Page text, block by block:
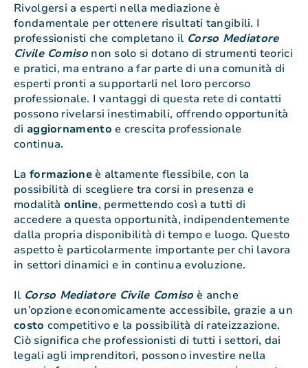
Rivolgersi a esperti nella mediazione è
fondamentale per ottenere risultati tangibili. I
professionisti che completano il Corso Mediatore
Civile Comisonon solo si dotano di strumenti teorici
e pratici, ma entrano a far parte di una comunità di
esperti pronti a supportarli nel loro percorso
professionale. I vantaggi di questa rete di contatti
possono rivelarsi inestimabili, offrendo opportunità
di aggiornamento e crescita professionale
continua.
La formazioneè altamente flessibile, con la
possibilità di scegliere tra corsi in presenza e
modalità online, permettendo così a tutti di
accedere a questa opportunità, indipendentemente
dalla propria disponibilità di tempo e luogo. Questo
aspetto è particolarmente importante per chi lavora
in settori dinamici e in continua evoluzione.
Il Corso Mediatore Civile Comiso è anche
un’opzione economicamente accessibile, grazie a un
costo competitivo e la possibilità di rateizzazione.
Ciò significa che professionisti di tutti i settori, dai
legali agli imprenditori, possono investire nella